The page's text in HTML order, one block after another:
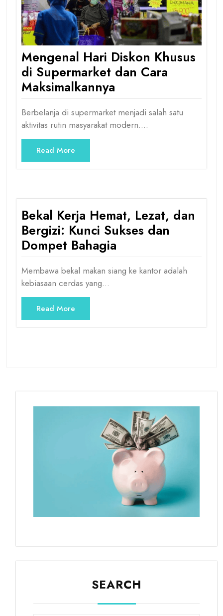
Mengenal Hari Diskon Khusus
di Supermarket dan Cara
Maksimalkannya
Berbelanja di supermarket menjadi salah satu
aktivitas rutin masyarakat modern.…
Read More
Bekal Kerja Hemat, Lezat, dan
Bergizi: Kunci Sukses dan
Dompet Bahagia
Membawa bekal makan siang ke kantor adalah
kebiasaan cerdas yang…
Read More
SEARCH